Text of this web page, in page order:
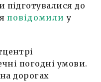
до
повідомили у
погодні умови.
дорогах